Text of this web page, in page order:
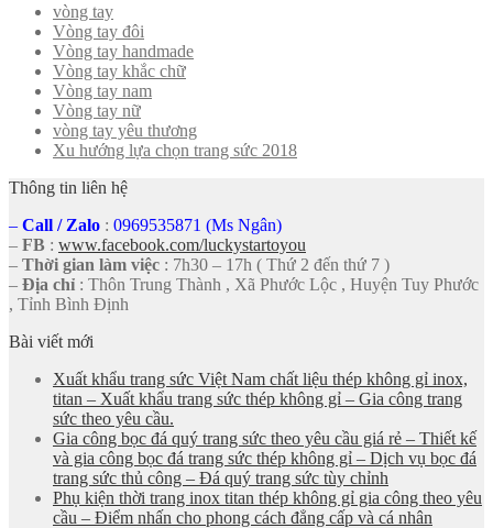
vòng tay
Vòng tay đôi
Vòng tay handmade
Vòng tay khắc chữ
Vòng tay nam
Vòng tay nữ
vòng tay yêu thương
Xu hướng lựa chọn trang sức 2018
Thông tin liên hệ
– Call / Zalo : 0969535871 (Ms Ngân)
– FB : www.facebook.com/luckystartoyou
– Thời gian làm việc : 7h30 – 17h ( Thứ 2 đến thứ 7 )
– Địa chỉ : Thôn Trung Thành , Xã Phước Lộc , Huyện Tuy Phước
, Tỉnh Bình Định
Bài viết mới
Xuất khẩu trang sức Việt Nam chất liệu thép không gỉ inox,
titan – Xuất khẩu trang sức thép không gỉ – Gia công trang
sức theo yêu cầu.
Gia công bọc đá quý trang sức theo yêu cầu giá rẻ – Thiết kế
và gia công bọc đá trang sức thép không gỉ – Dịch vụ bọc đá
trang sức thủ công – Đá quý trang sức tùy chỉnh
Phụ kiện thời trang inox titan thép không gỉ gia công theo yêu
cầu – Điểm nhấn cho phong cách đẳng cấp và cá nhân